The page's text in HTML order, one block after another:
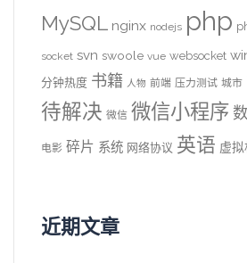
MySQL nginx nodejs php
socket svn swoole vue websocket
分钟热度 书籍 人物 前端 压力测试 城市
待解决 微信 微信小程序
电影 碎片 系统 网络协议 英语 虚拟
近期文章